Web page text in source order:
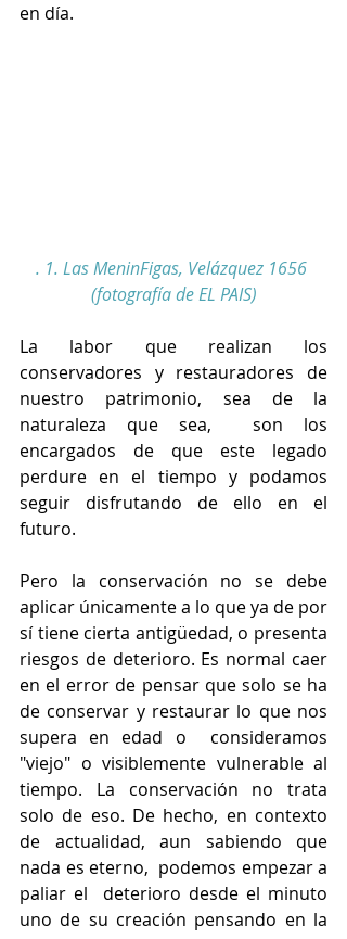
en día.
. 1. Las MeninFigas, Velázquez 1656
(fotografía de EL PAIS)
La labor que realizan los
conservadores y restauradores de
nuestro patrimonio, sea de la
naturaleza que sea,  son los
encargados de que este legado
perdure en el tiempo y podamos
seguir disfrutando de ello en el
futuro.
Pero la conservación no se debe
aplicar únicamente a lo que ya de por
sí tiene cierta antigüedad, o presenta
riesgos de deterioro. Es normal caer
en el error de pensar que solo se ha
de conservar y restaurar lo que nos
supera en edad o  consideramos
"viejo" o visiblemente vulnerable al
tiempo. La conservación no trata
solo de eso. De hecho, en contexto
de actualidad, aun sabiendo que
nada es eterno,  podemos empezar a
paliar el  deterioro desde el minuto
uno de su creación pensando en la